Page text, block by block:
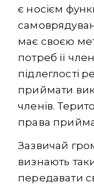
є носієм
має своєю
потреб її
підлеглості
приймати
членів.
права
Зазвичай
визнають
передавати